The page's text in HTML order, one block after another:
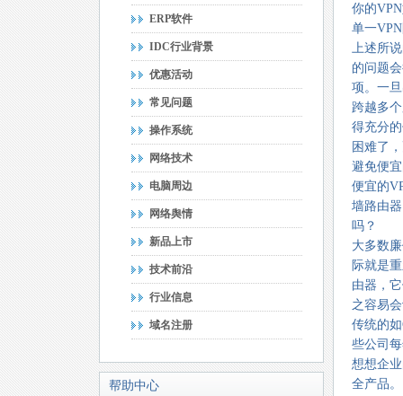
ERP软件
IDC行业背景
优惠活动
常见问题
操作系统
网络技术
电脑周边
网络舆情
新品上市
技术前沿
行业信息
域名注册
帮助中心
你的
单一
上述所
的问题
项。一
跨越多
得充分
困难了
避免便
便宜的
墙路由
吗？
大多数
际就是
由器，
之容易
传统的
些公司
想想企
全产品。